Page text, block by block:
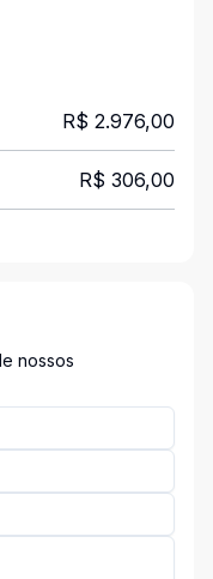
R$ 2.976,00
R$ 306,00
nossos